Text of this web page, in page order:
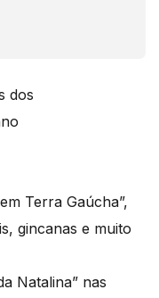
dos
Terra Gaúcha”,
gincanas e muito
Natalina” nas